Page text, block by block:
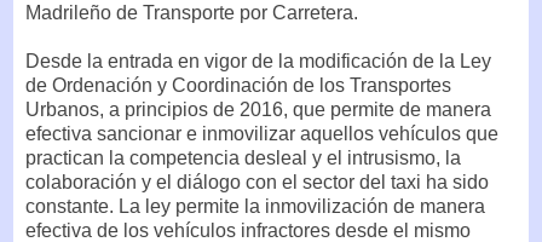
Madrileño de Transporte por Carretera.
Desde la entrada en vigor de la modificación de la Ley
de Ordenación y Coordinación de los Transportes
Urbanos, a principios de 2016, que permite de manera
efectiva sancionar e inmovilizar aquellos vehículos que
practican la competencia desleal y el intrusismo, la
colaboración y el diálogo con el sector del taxi ha sido
constante. La ley permite la inmovilización de manera
efectiva de los vehículos infractores desde el mismo